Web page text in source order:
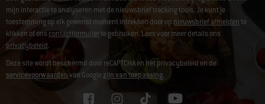
mijn interactie te analyseren met de nieuwsbrief tracking tools. Je kunt je
toestemming op elk gewenst moment intrekken door op nieuwsbrief afmeldente
klikken of ons contactformulierte gebruiken. Lees voor meer details ons
privacybeleid.
Deze site wordt beschermd door reCAPTCHA en het privacybeleid en de
servicevoorwaardenvan Googlezijn van toepassing.